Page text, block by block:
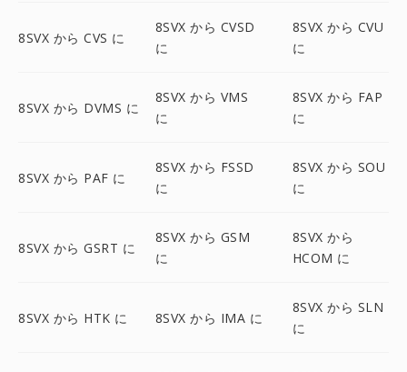
8SVX から CVS に
8SVX から CVSD
に
8SVX から CVU
に
8SVX から DVMS に
8SVX から VMS
に
8SVX から FAP
に
8SVX から PAF に
8SVX から FSSD
に
8SVX から SOU
に
8SVX から GSRT に
8SVX から GSM
に
8SVX から
HCOM に
8SVX から HTK に 8SVX から IMA に
8SVX から SLN
に